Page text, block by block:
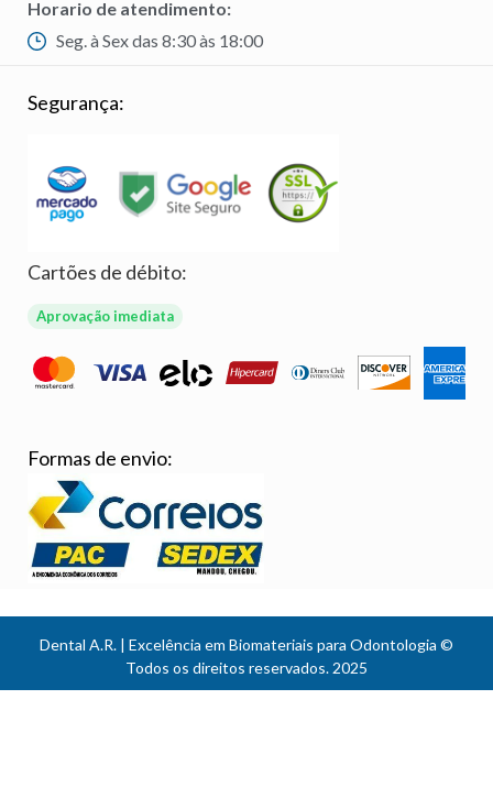
Horario de atendimento:
Seg. à Sex das 8:30 às 18:00
Segurança:
Cartões de débito:
Aprovação imediata
Formas de envio:
Dental A.R. | Excelência em Biomateriais para Odontologia ©
Todos os direitos reservados. 2025